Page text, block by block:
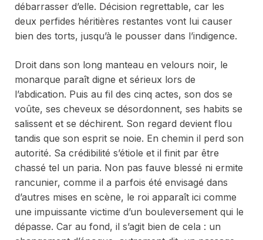
débarrasser d’elle. Décision regrettable, car les
deux perfides héritières restantes vont lui causer
bien des torts, jusqu’à le pousser dans l’indigence.
Droit dans son long manteau en velours noir, le
monarque paraît digne et sérieux lors de
l’abdication. Puis au fil des cinq actes, son dos se
voûte, ses cheveux se désordonnent, ses habits se
salissent et se déchirent. Son regard devient flou
tandis que son esprit se noie. En chemin il perd son
autorité. Sa crédibilité s’étiole et il finit par être
chassé tel un paria. Non pas fauve blessé ni ermite
rancunier, comme il a parfois été envisagé dans
d’autres mises en scène, le roi apparaît ici comme
une impuissante victime d’un bouleversement qui le
dépasse. Car au fond, il s’agit bien de cela : un